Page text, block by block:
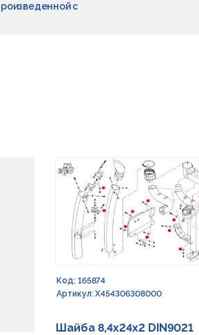
с
Код: 165874
Артикул: X454306308000
Шайба 8,4х24х2 DIN9021